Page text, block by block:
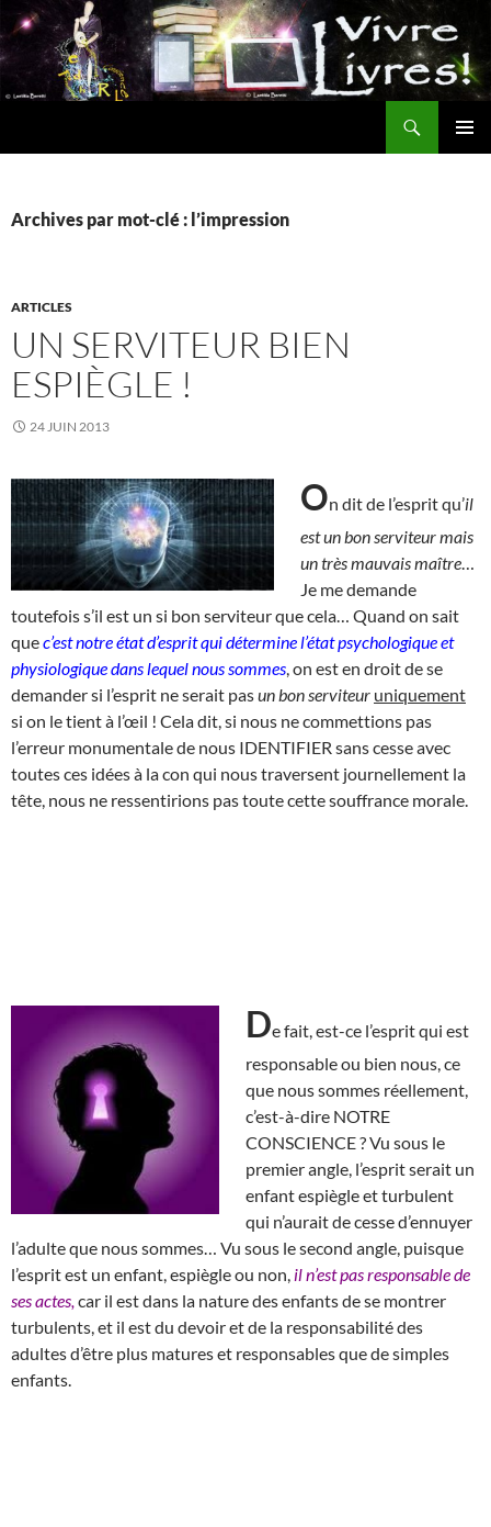
Aller
au
contenu
Archives par mot-clé : l’impression
ARTICLES
UN SERVITEUR BIEN
ESPIÈGLE !
24 JUIN 2013
On dit de l’esprit qu’il
est un bon serviteur mais
un très mauvais maître
Je me demande
toutefois s’il est un si bon serviteur que cela… Quand on sait
quec’est notre état d’esprit qui détermine l’état psychologique et
physiologique dans lequel nous sommes , on est en droit de se
demander si l’esprit ne serait pasun bon serviteur uniquement
si on le tient à l’œil ! Cela dit, si nous ne commettions pas
l’erreur monumentale de nous IDENTIFIER sans cesse avec
toutes ces idées à la con qui nous traversent journellement la
tête, nous ne ressentirions pas toute cette souffrance morale.
De fait, est-ce l’esprit qui est
responsable ou bien nous, ce
que nous sommes réellement,
c’est-à-dire NOTRE
CONSCIENCE ? Vu sous le
premier angle, l’esprit serait un
enfant espiègle et turbulent
qui n’aurait de cesse d’ennuyer
l’adulte que nous sommes… Vu sous le second angle, puisque
l’esprit est un enfant, espiègle ou non, il n’est pas responsable de
ses actes, car il est dans la nature des enfants de se montrer
turbulents, et il est du devoir et de la responsabilité des
adultes d’être plus matures et responsables que de simples
enfants.